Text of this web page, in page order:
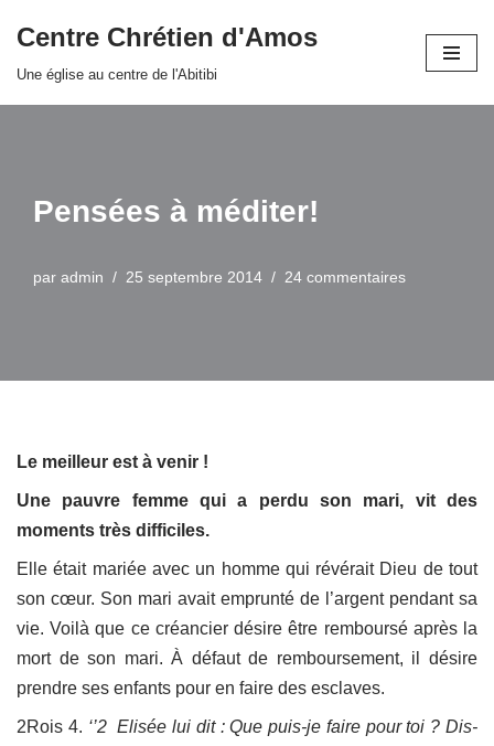
Centre Chrétien d'Amos
Une église au centre de l'Abitibi
Pensées à méditer!
par admin 25 septembre 2014 24 commentaires
Le meilleur est à venir !
Une pauvre femme qui a perdu son mari, vit des
moments très difficiles.
Elle était mariée avec un homme qui révérait Dieu de tout
son cœur. Son mari avait emprunté de l’argent pendant sa
vie. Voilà que ce créancier désire être remboursé après la
mort de son mari. À défaut de remboursement, il désire
prendre ses enfants pour en faire des esclaves.
2Rois 4. ‘’2 Elisée lui dit : Que puis-je faire pour toi ? Dis-